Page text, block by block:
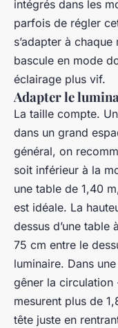
intégrés dans les
parfois de régler
s’adapter à
bascule en mode
éclairage plus vif.
Adapter le
La taille compte.
dans un grand
général, on
soit inférieur à la
une table de 1,40
est idéale. La
dessus d’une
75 cm entre le
luminaire. Dans
gêner la circulation
mesurent plus de
tête juste en